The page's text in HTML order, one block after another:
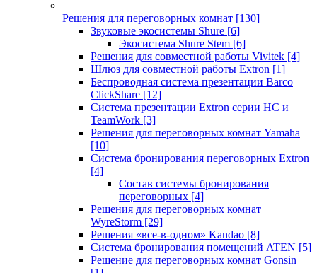
Решения для переговорных комнат [130]
Звуковые экосистемы Shure [6]
Экосистема Shure Stem [6]
Решения для совместной работы Vivitek [4]
Шлюз для совместной работы Extron [1]
Беспроводная система презентации Barco
ClickShare [12]
Система презентации Extron серии HC и
TeamWork [3]
Решения для переговорных комнат Yamaha
[10]
Система бронирования переговорных Extron
[4]
Состав системы бронирования
переговорных [4]
Решения для переговорных комнат
WyreStorm [29]
Решения «все-в-одном» Kandao [8]
Система бронирования помещений ATEN [5]
Решение для переговорных комнат Gonsin